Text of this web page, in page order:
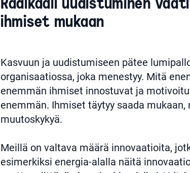
ihmiset mukaan
Kasvuun ja uudistumiseen pätee
organisaatiossa, joka menestyy. Mitä
enemmän ihmiset innostuvat ja
enemmän. Ihmiset täytyy saada
muutoskykyä.
Meillä on valtava määrä innovaatioita,
esimerkiksi energia-alalla näitä